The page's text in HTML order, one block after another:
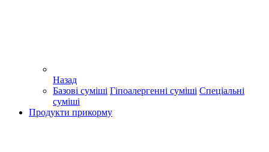
Назад
Базові суміші Гіпоалергенні суміші Спеціальні
суміші
Продукти прикорму